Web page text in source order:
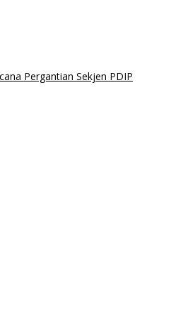
Pergantian Sekjen PDIP